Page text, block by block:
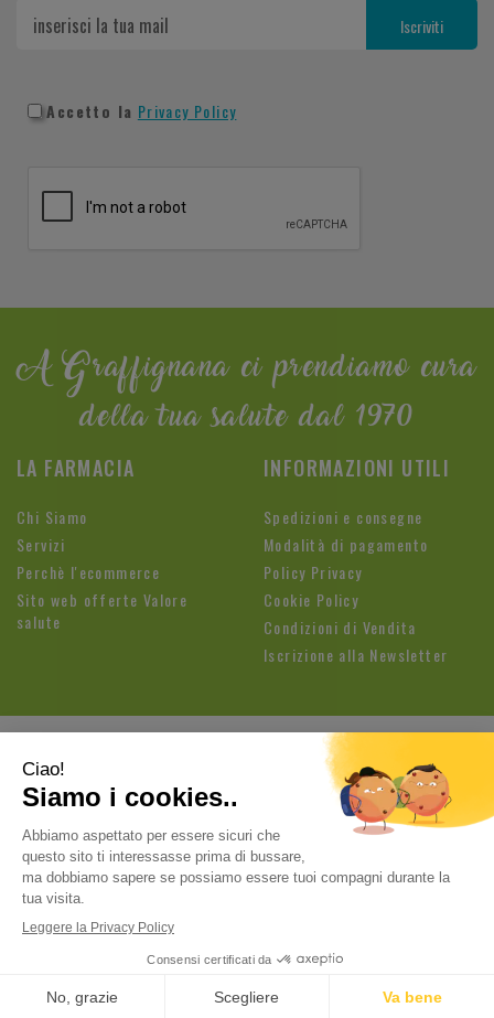
Accetto la Privacy Policy
A Graffignana ci prendiamo cura
della tua salute dal 1970
LA FARMACIA
Chi Siamo
Servizi
Perchè l'ecommerce
Sito web offerte Valore
salute
INFORMAZIONI UTILI
Spedizioni e consegne
Modalità di pagamento
Policy Privacy
Cookie Policy
Condizioni di Vendita
Iscrizione alla Newsletter
Farmacia Fioroni di Brandolese Paolo
Cavallotti, 3 26813 Graffignana (LO) | Tel.:
Powered by Prenofa- Web Design Fulcri srl